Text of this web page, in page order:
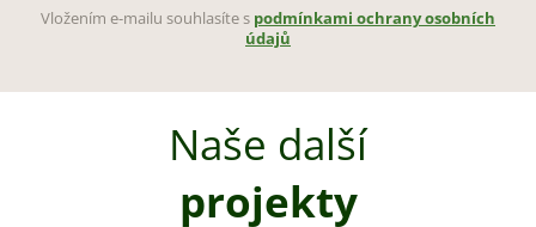
Vložením e-mailu souhlasíte s podmínkami ochrany osobních
údajů
Naše další
projekty